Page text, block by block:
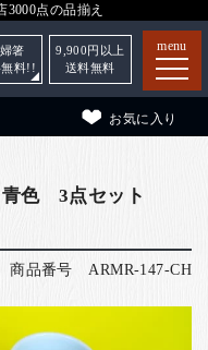
3000点の品揃え
menu
お気に入り
箸
料!!
9,900 円以上
送料無料
色 3点セット
商品番号 ARMR-147-CH